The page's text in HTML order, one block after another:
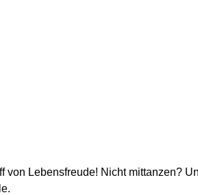
von Lebensfreude! Nicht mittanzen?